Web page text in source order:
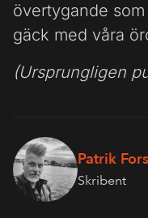
övertygande
gäck med våra
(Ursprungligen
Patrik
Skribent